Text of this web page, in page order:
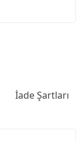
İade Şartları